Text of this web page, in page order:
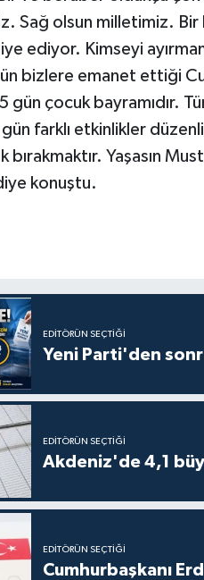
Sağ olsun milletimiz. Bir
ediyor. Kimseyi
bizlere emanet ettiği
gün çocuk bayramıdır.
farklı etkinlikler
bırakmaktır. Yaşasın
konuştu.
EDITÖRÜN SEÇTIĞI
Yeni Parti'den
EDITÖRÜN SEÇTIĞI
Akdeniz'de 4,1
EDITÖRÜN SEÇTIĞI
Cumhurbaşkanı